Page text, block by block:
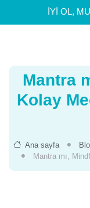
İYİ OL,
Mantra
Kolay
Ana sayfa
Mantra mı,